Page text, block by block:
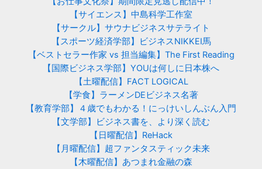
【サイエンス】中島科学工作室
【サークル】サウナビジネスサテライト
【スポーツ経済学部】ビジネスNIKKEI馬
【ベストセラー作家 vs 担当編集】The First Reading
【国際ビジネス学部】YOUは何しに日本株へ
【土曜配信】FACT LOGICAL
【学食】ラーメンDEビジネス名著
【教育学部】４歳でもわかる！にっけいしんぶん入門
【文学部】ビジネス書を、より深く読む
【日曜配信】ReHack
【月曜配信】超ファンタスティック未来
【木曜配信】あつまれ金融の森